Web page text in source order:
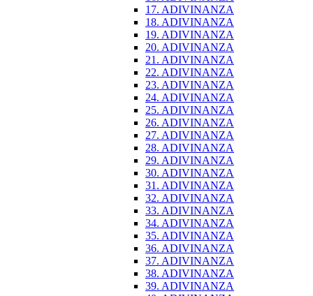
17. ADIVINANZA
18. ADIVINANZA
19. ADIVINANZA
20. ADIVINANZA
21. ADIVINANZA
22. ADIVINANZA
23. ADIVINANZA
24. ADIVINANZA
25. ADIVINANZA
26. ADIVINANZA
27. ADIVINANZA
28. ADIVINANZA
29. ADIVINANZA
30. ADIVINANZA
31. ADIVINANZA
32. ADIVINANZA
33. ADIVINANZA
34. ADIVINANZA
35. ADIVINANZA
36. ADIVINANZA
37. ADIVINANZA
38. ADIVINANZA
39. ADIVINANZA